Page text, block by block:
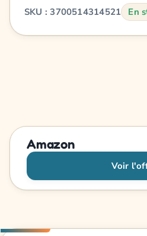
SKU : 3700514314521 En
Amazon
Voir